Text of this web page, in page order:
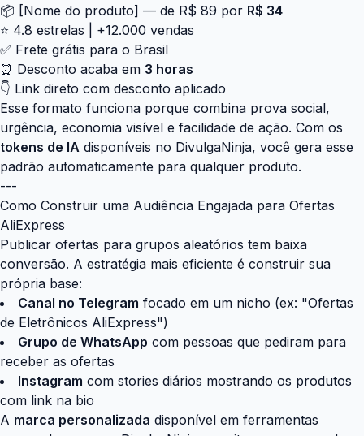
📦 [Nome do produto] — de R$ 89 por R$ 34
⭐ 4.8 estrelas | +12.000 vendas
✅ Frete grátis para o Brasil
⏰ Desconto acaba em 3 horas
👇 Link direto com desconto aplicado
Esse formato funciona porque combina prova social,
urgência, economia visível e facilidade de ação. Com os
tokens de IA disponíveis no DivulgaNinja, você gera esse
padrão automaticamente para qualquer produto.
---
Como Construir uma Audiência Engajada para Ofertas
AliExpress
Publicar ofertas para grupos aleatórios tem baixa
conversão. A estratégia mais eficiente é construir sua
própria base:
Canal no Telegram focado em um nicho (ex: "Ofertas
de Eletrônicos AliExpress")
Grupo de WhatsApp com pessoas que pediram para
receber as ofertas
Instagram com stories diários mostrando os produtos
com link na bio
A marca personalizada disponível em ferramentas